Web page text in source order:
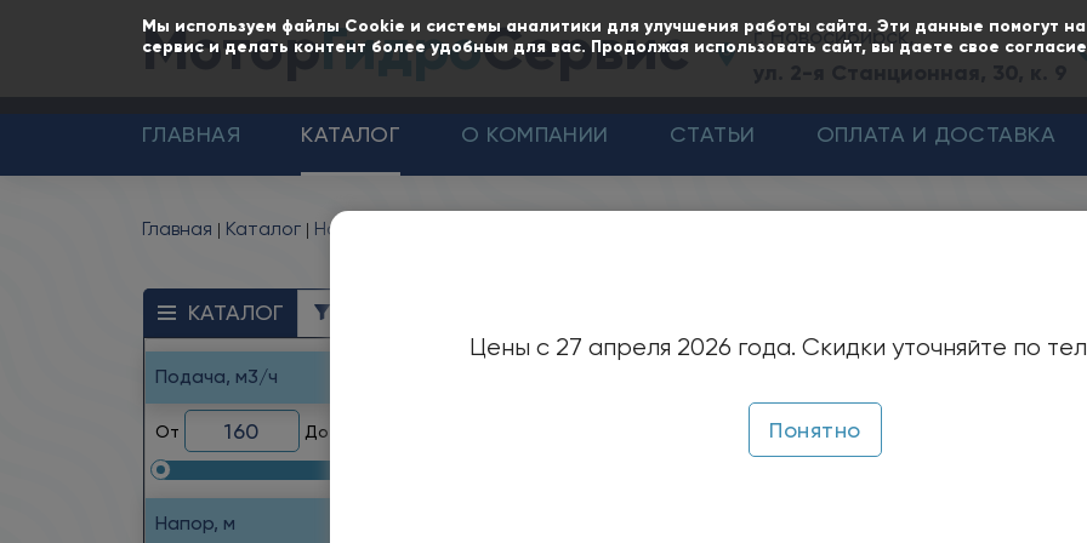
Мы используем файлы Cookie и системы аналитики для улучшения работы сайта. Эти данные помогут
сервис и делать контент более удобным для вас. Продолжая использовать сайт, вы даете свое
МоторГидроСервис г. Новосибирск,
ГЛАВНАЯ КАТАЛОГ О КОМПАНИИ СТАТЬИ ОПЛАТА И ДОСТАВКА
Главная Каталог Насосы
КАТАЛОГ
Подача, м3/ч
От До
Напор, м
Ливнынасос
Цены с 27 апреля 2026 года. Скидки уточняйте по
Понятно